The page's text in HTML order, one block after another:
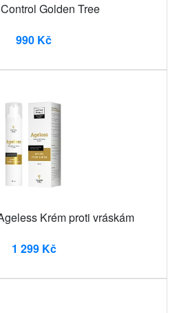
Golden Tree
990 Kč
Krém proti vráskám
1 299 Kč